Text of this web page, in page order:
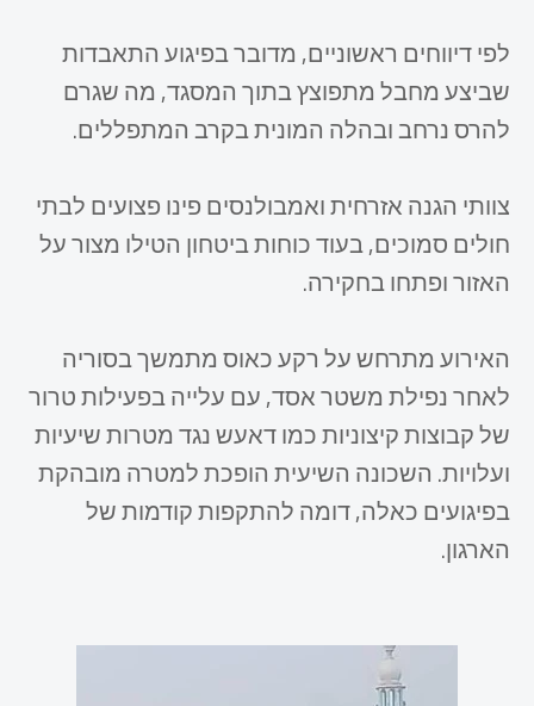
לפי דיווחים ראשוניים, מדובר בפיגוע התאבדות
שביצע מחבל מתפוצץ בתוך המסגד, מה שגרם
להרס נרחב ובהלה המונית בקרב המתפללים.
צוותי הגנה אזרחית ואמבולנסים פינו פצועים לבתי
חולים סמוכים, בעוד כוחות ביטחון הטילו מצור על
האזור ופתחו בחקירה.
האירוע מתרחש על רקע כאוס מתמשך בסוריה
לאחר נפילת משטר אסד, עם עלייה בפעילות טרור
של קבוצות קיצוניות כמו דאעש נגד מטרות שיעיות
ועלויות. השכונה השיעית הופכת למטרה מובהקת
בפיגועים כאלה, דומה להתקפות קודמות של
הארגון.